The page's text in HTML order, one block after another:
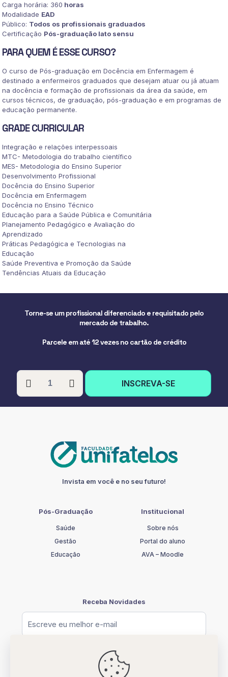
Carga horária: 360 horas
Modalidade EAD
Público: Todos os profissionais graduados
Certificação Pós-graduação lato sensu
PARA QUEM É ESSE CURSO?
O curso de Pós-graduação em Docência em Enfermagem é
destinado a enfermeiros graduados que desejam atuar ou já atuam
na docência e formação de profissionais da área da saúde, em
cursos técnicos, de graduação, pós-graduação e em programas de
educação permanente.
GRADE CURRICULAR
Integração e relações interpessoais
MTC- Metodologia do trabalho científico
MES- Metodologia do Ensino Superior
Desenvolvimento Profissional
Docência do Ensino Superior
Docência em Enfermagem
Docência no Ensino Técnico
Educação para a Saúde Pública e Comunitária
Planejamento Pedagógico e Avaliação do
Aprendizado
Práticas Pedagógica e Tecnologias na
Educação
Saúde Preventiva e Promoção da Saúde
Tendências Atuais da Educação
Torne-se um profissional diferenciado e requisitado pelo
mercado de trabalho.
Parcele em até 12 vezes no cartão de crédito
PÓS-
GRADUAÇÃO
EM
INSCREVA-SE
Invista em você e no seu futuro!
Pós-Graduação
Saúde
Gestão
Educação
Institucional
Sobre nós
Portal do aluno
AVA – Moodle
Receba Novidades